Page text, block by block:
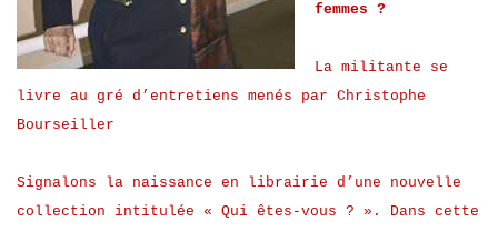
femmes ?
La militante se
livre au gré d’entretiens menés par Christophe
Bourseiller
Signalons la naissance en librairie d’une nouvelle
collection intitulée « Qui êtes-vous ? ». Dans cette